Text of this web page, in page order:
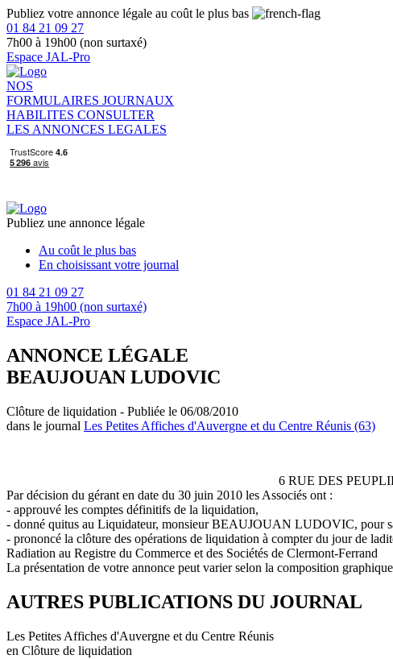
Publiez votre annonce légale au coût le plus bas
01 84 21 09 27
7h00 à 19h00 (non surtaxé)
Espace JAL-Pro
NOS
FORMULAIRES JOURNAUX
HABILITES CONSULTER
LES ANNONCES LEGALES
Publiez une annonce légale
Au coût le plus bas
En choisissant votre journal
01 84 21 09 27
7h00 à 19h00 (non surtaxé)
Espace JAL-Pro
ANNONCE LÉGALE
BEAUJOUAN LUDOVIC
Clôture de liquidation - Publiée le 06/08/2010
dans le journal Les Petites Affiches d'Auvergne et du Centre Réunis (63)
6 RUE DES
Par décision du gérant en date du 30 juin 2010 les Associés ont :
- approuvé les comptes définitifs de la liquidation,
- donné quitus au Liquidateur, monsieur BEAUJOUAN LUDOVIC, pour
- prononcé la clôture des opérations de liquidation à compter du jour de
Radiation au Registre du Commerce et des Sociétés de Clermont-Ferrand
La présentation de votre annonce peut varier selon la composition
AUTRES PUBLICATIONS DU JOURNAL
Les Petites Affiches d'Auvergne et du Centre Réunis
en Clôture de liquidation